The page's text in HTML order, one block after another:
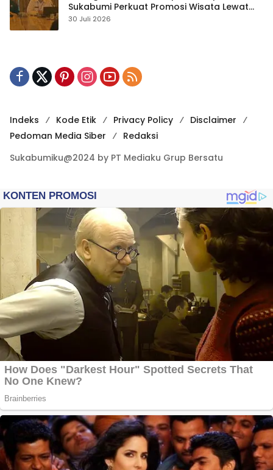
Sukabumi Perkuat Promosi Wisata Lewat
Publikasi Digital
30 Juli 2026
Indeks Kode Etik Privacy Policy
Disclaimer
Pedoman Media Siber
Redaksi
Sukabumiku@2024 by PT Mediaku Grup Bersatu